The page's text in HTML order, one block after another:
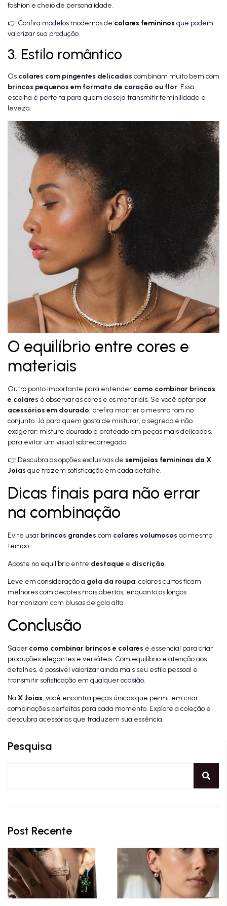
Pesquisa
Post Recente
fashion e cheio de personalidade.
👉 Confira modelos modernos de colares femininos que podem
valorizar sua produção.
3. Estilo romântico
Os colares com pingentes delicados combinam muito bem com
brincos pequenos em formato de coração ou flor. Essa
escolha é perfeita para quem deseja transmitir feminilidade e
leveza.
O equilíbrio entre cores e
materiais
Outro ponto importante para entender como combinar brincos
e colares é observar as cores e os materiais. Se você optar por
acessórios em dourado, prefira manter o mesmo tom no
conjunto. Já para quem gosta de misturar, o segredo é não
exagerar: misture dourado e prateado em peças mais delicadas,
para evitar um visual sobrecarregado.
👉 Descubra as opções exclusivas de semijoias femininas da X
Joias que trazem sofisticação em cada detalhe.
Dicas finais para não errar
na combinação
Evite usar brincos grandes com colares volumosos ao mesmo
tempo.
Aposte no equilíbrio entre destaque e discrição.
Leve em consideração a gola da roupa: colares curtos ficam
melhores com decotes mais abertos, enquanto os longos
harmonizam com blusas de gola alta.
Conclusão
Saber como combinar brincos e colares é essencial para criar
produções elegantes e versáteis. Com equilíbrio e atenção aos
detalhes, é possível valorizar ainda mais seu estilo pessoal e
transmitir sofisticação em qualquer ocasião.
Na X Joias, você encontra peças únicas que permitem criar
combinações perfeitas para cada momento. Explore a coleção e
descubra acessórios que traduzem sua essência.